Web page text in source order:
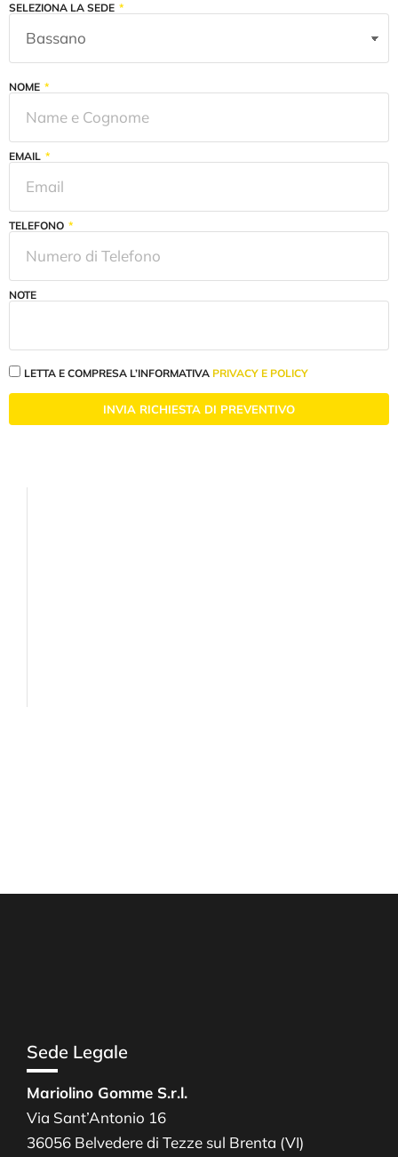
SELEZIONA LA SEDE
NOME
EMAIL
TELEFONO
NOTE
LETTA E COMPRESA L’INFORMATIVA PRIVACY E POLICY
INVIA RICHIESTA DI PREVENTIVO
Sede Legale
Mariolino Gomme S.r.l.
Via Sant’Antonio 16
36056 Belvedere di Tezze sul Brenta (VI)